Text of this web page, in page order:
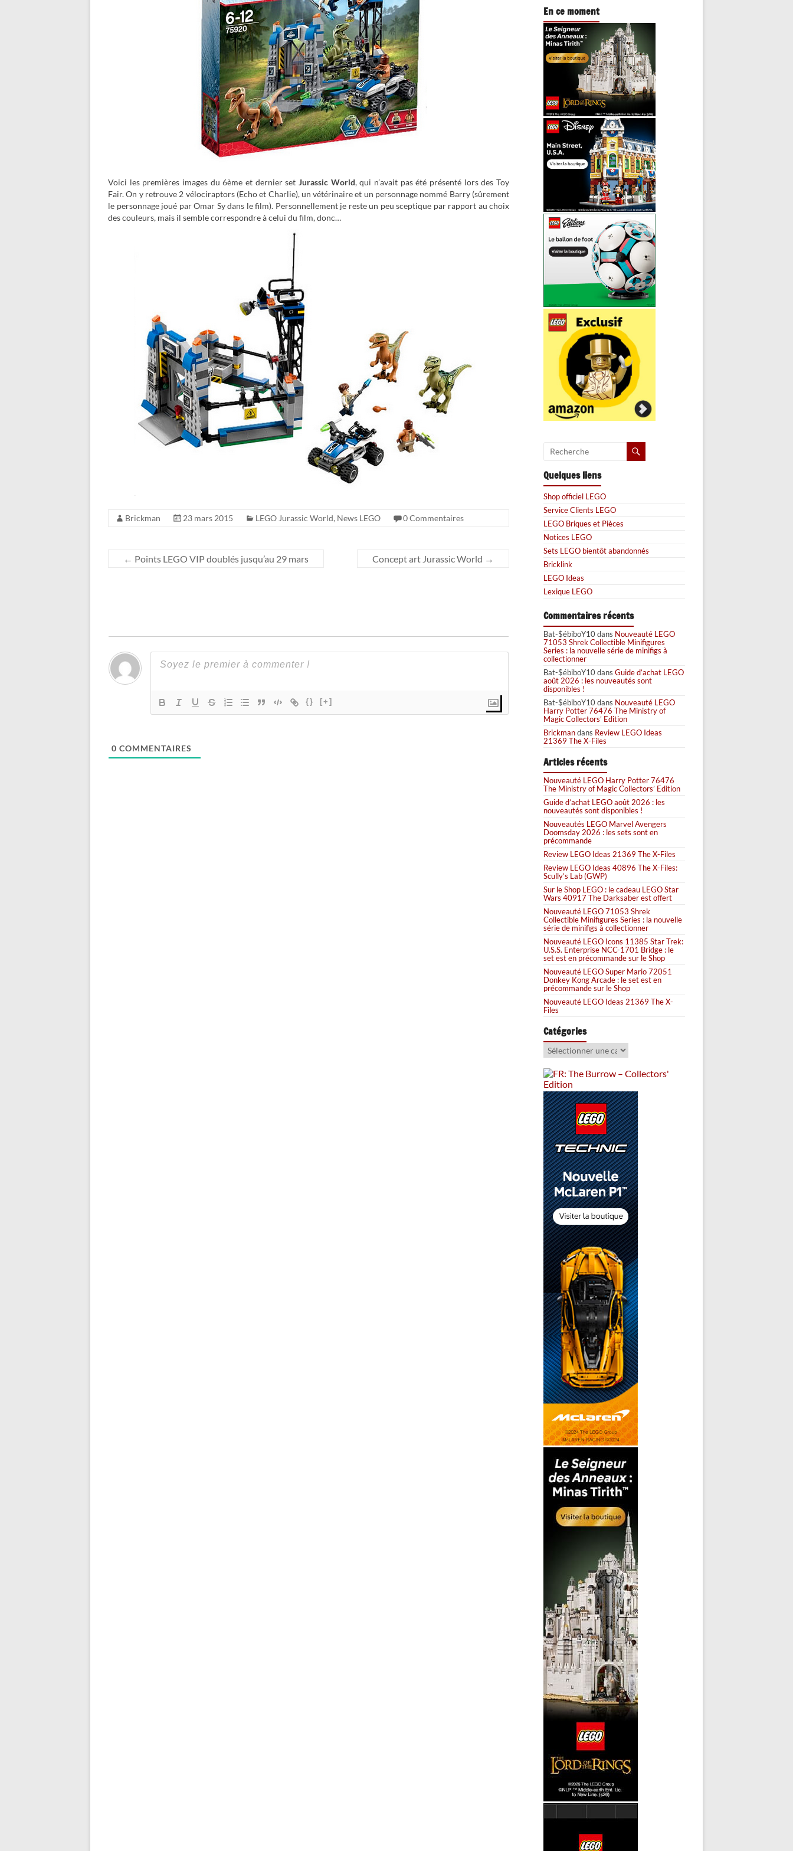
Voici les premières images du 6ème et dernier set Jurassic World, qui n’avait pas été présenté lors des Toy
Fair. On y retrouve 2 vélociraptors (Echo et Charlie), un vétérinaire et un personnage nommé Barry (sûrement
le personnage joué par Omar Sy dans le film). Personnellement je reste un peu sceptique par rapport au choix
des couleurs, mais il semble correspondre à celui du film, donc…
Brickman 23 mars 2015 LEGO Jurassic World, News LEGO 0 Commentaires
← Points LEGO VIP doublés jusqu’au 29 mars Concept art Jurassic World →
{} [+]
0 COMMENTAIRES
En ce moment
Quelques liens
Shop officiel LEGO
Service Clients LEGO
LEGO Briques et Pièces
Notices LEGO
Sets LEGO bientôt abandonnés
Bricklink
LEGO Ideas
Lexique LEGO
Commentaires récents
Bat-$ébiboY10dans Nouveauté LEGO
71053 Shrek Collectible Minifigures
Series : la nouvelle série de minifigs à
collectionner
Bat-$ébiboY10dans Guide d’achat LEGO
août 2026 : les nouveautés sont
disponibles !
Bat-$ébiboY10dans Nouveauté LEGO
Harry Potter 76476 The Ministry of
Magic Collectors’ Edition
Brickmandans Review LEGO Ideas
21369 The X-Files
Articles récents
Nouveauté LEGO Harry Potter 76476
The Ministry of Magic Collectors’ Edition
Guide d’achat LEGO août 2026 : les
nouveautés sont disponibles !
Nouveautés LEGO Marvel Avengers
Doomsday 2026 : les sets sont en
précommande
Review LEGO Ideas 21369 The X-Files
Review LEGO Ideas 40896 The X-Files:
Scully’s Lab (GWP)
Sur le Shop LEGO : le cadeau LEGO Star
Wars 40917 The Darksaber est offert
Nouveauté LEGO 71053 Shrek
Collectible Minifigures Series : la nouvelle
série de minifigs à collectionner
Nouveauté LEGO Icons 11385 Star Trek:
U.S.S. Enterprise NCC-1701 Bridge : le
set est en précommande sur le Shop
Nouveauté LEGO Super Mario 72051
Donkey Kong Arcade : le set est en
précommande sur le Shop
Nouveauté LEGO Ideas 21369 The X-
Files
Catégories
Catégories